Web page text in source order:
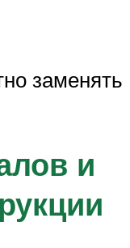
заменять
и